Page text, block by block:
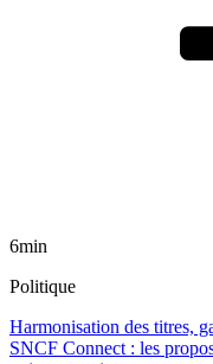
6min
Politique
Harmonisation des titres,
SNCF Connect : les